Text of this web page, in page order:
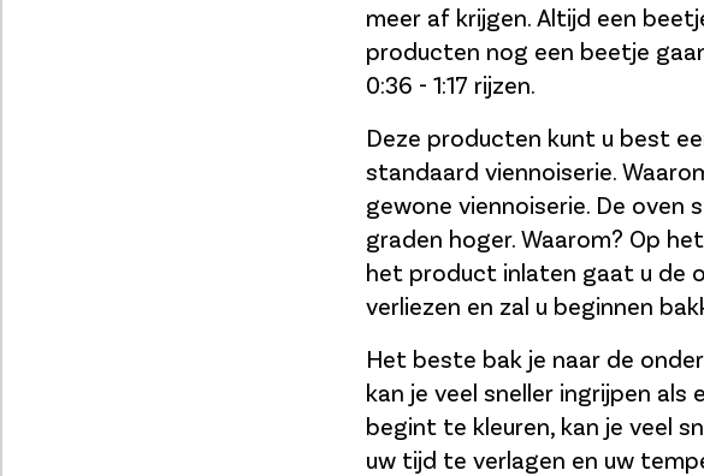
meer af krijgen. Altijd een
producten nog een beetje
0:36 - 1:17 rijzen.
Deze producten kunt u best
standaard viennoiserie.
gewone viennoiserie. De
graden hoger. Waarom? Op
het product inlaten gaat u de
verliezen en zal u beginnen
Het beste bak je naar de
kan je veel sneller ingrijpen
begint te kleuren, kan je veel
uw tijd te verlagen en uw